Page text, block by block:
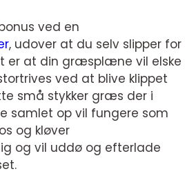
ved en
, udover at du selv slipper for
er at din græsplæne vil elske
ved at blive klippet
små stykker græs der i
samlet op vil fungere som
og kløver
og vil uddø og efterlade